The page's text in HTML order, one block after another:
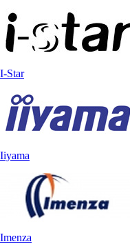
I-Star
Iiyama
Imenza